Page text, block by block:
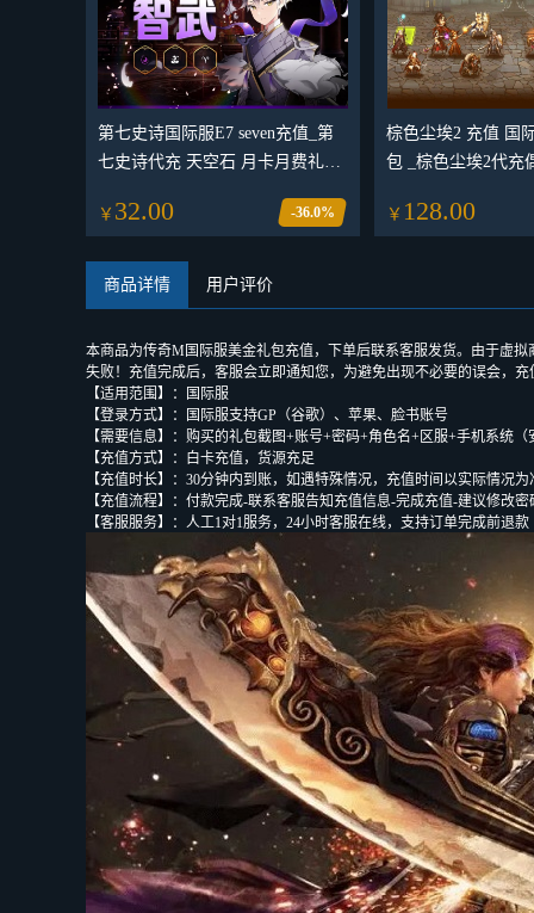
第七史诗国际服E7 seven充值_第
七史诗代充 天空石 月卡月费礼包
Seven国际服代充 各种礼包钻石代
￥ 32.00 -36.0%
棕色尘埃2 充值 国
包 _棕色尘埃2代充
包钻石
￥ 128.00
商品详情 用户评价
本商品为传奇M国际服美金礼包充值，下单后联系客服发货。由于虚
失败！充值完成后，客服会立即通知您，为避免出现不必要的误会，
【适用范围】：国际服
【登录方式】：国际服支持GP（谷歌）、苹果、脸书账号
【需要信息】：购买的礼包截图+账号+密码+角色名+区服+手机系统（
【充值方式】：白卡充值，货源充足
【充值时长】：30分钟内到账，如遇特殊情况，充值时间以实际情况为
【充值流程】：付款完成-联系客服告知充值信息-完成充值-建议修改密
【客服服务】：人工1对1服务，24小时客服在线，支持订单完成前退款